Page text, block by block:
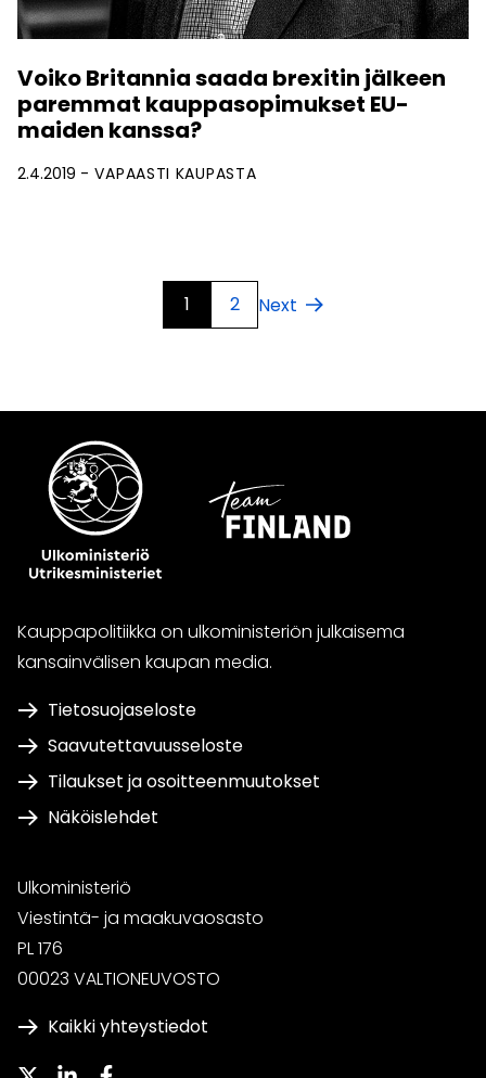
Voiko Britannia saada brexitin jälkeen
paremmat kauppasopimukset EU-
maiden kanssa?
2.4.2019 VAPAASTI KAUPASTA
1 2 Next
Kauppapolitiikka on ulkoministeriön julkaisema
kansainvälisen kaupan media.
Tietosuojaseloste
Saavutettavuusseloste
Tilaukset ja osoitteenmuutokset
Näköislehdet
Ulkoministeriö
Viestintä- ja maakuvaosasto
PL 176
00023 VALTIONEUVOSTO
Kaikki yhteystiedot